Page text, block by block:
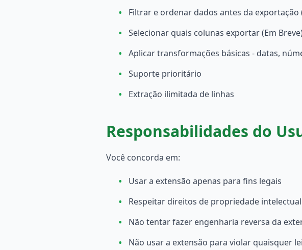
• Filtrar e ordenar dados antes da exportação
• Selecionar quais colunas exportar (Em
• Aplicar transformações básicas - datas,
• Suporte prioritário
• Extração ilimitada de linhas
Responsabilidades do
Você concorda em:
• Usar a extensão apenas para fins legais
• Respeitar direitos de propriedade intelectual
• Não tentar fazer engenharia reversa da
• Não usar a extensão para violar quaisquer